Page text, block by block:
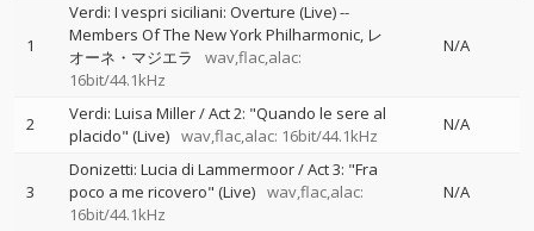
1
Verdi: I vespri siciliani: Overture (Live)--
Members Of The New York Philharmonic レ
オーネ・マジエラ
wav,flac,alac:
16bit/44.1kHz
N/A
2
Verdi: Luisa Miller / Act 2: "Quando le sere al
placido" (Live) wav,flac,alac: 16bit/44.1kHz
N/A
3
Donizetti: Lucia di Lammermoor / Act 3: "Fra
poco a me ricovero" (Live) wav,flac,alac:
16bit/44.1kHz
N/A